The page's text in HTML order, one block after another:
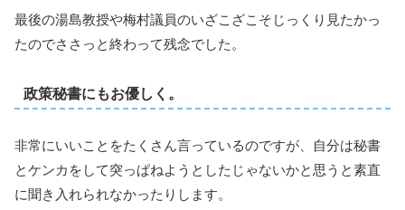
最後の湯島教授や梅村議員のいざこざこそじっくり見たかっ
たのでささっと終わって残念でした。
政策秘書にもお優しく。
非常にいいことをたくさん言っているのですが、自分は秘書
とケンカをして突っぱねようとしたじゃないかと思うと素直
に聞き入れられなかったりします。